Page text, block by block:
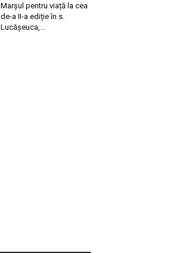
Marșul pentru viață la cea
de-a II-a ediție în s.
Lucășeuca,...